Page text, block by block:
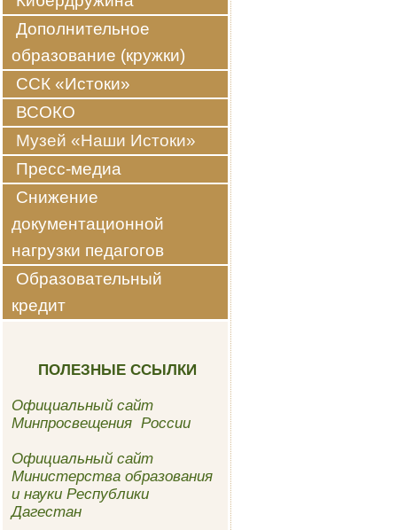
Дополнительное
образование (кружки)
ССК «Истоки»
ВСОКО
Музей «Наши Истоки»
Пресс-медиа
Снижение
документационной
нагрузки педагогов
Образовательный
кредит
ПОЛЕЗНЫЕ ССЫЛКИ
Официальный сайт
Минпросвещения России
Официальный сайт
Министерства образования
и науки Республики
Дагестан